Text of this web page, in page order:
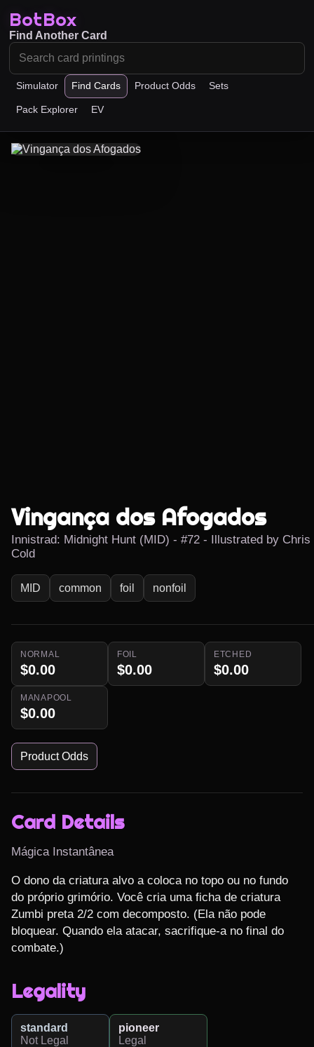
BotBox
Simulator Find Cards Product Odds Sets
Pack Explorer EV
Find Another Card
Vingança dos Afogados
Innistrad: Midnight Hunt (MID) - #72 - Illustrated by Chris
Cold
MID common foil nonfoil
NORMAL
$0.00
FOIL
$0.00
ETCHED
$0.00
MANAPOOL
$0.00
Product Odds
Card Details
Mágica Instantânea
O dono da criatura alvo a coloca no topo ou no fundo
do próprio grimório. Você cria uma ficha de criatura
Zumbi preta 2/2 com decomposto. (Ela não pode
bloquear. Quando ela atacar, sacrifique-a no final do
combate.)
Legality
standard
Not Legal
pioneer
Legal